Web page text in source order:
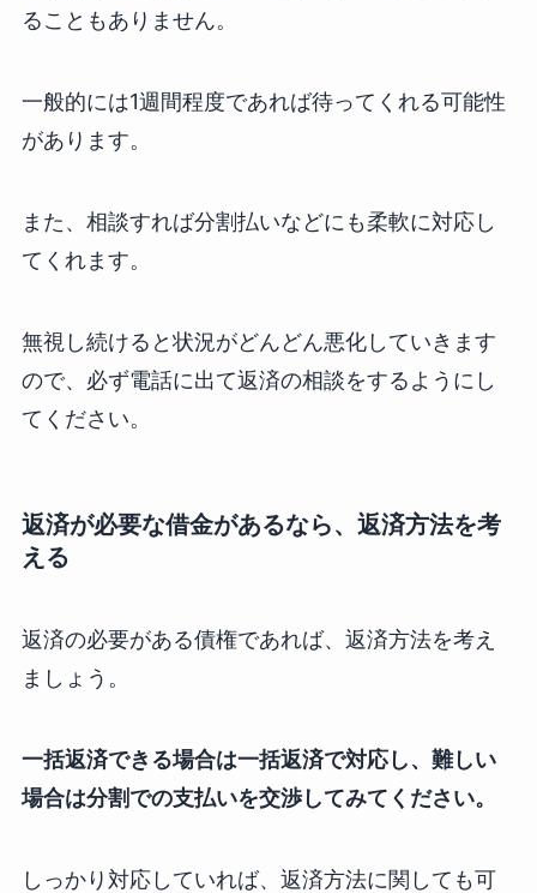
ることもありません。
一般的には1週間程度であれば待ってくれる可能性
があります。
また、相談すれば分割払いなどにも柔軟に対応し
てくれます。
無視し続けると状況がどんどん悪化していきます
ので、必ず電話に出て返済の相談をするようにし
てください。
返済が必要な借金があるなら、返済方法を考
える
返済の必要がある債権であれば、返済方法を考え
ましょう。
一括返済できる場合は一括返済で対応し、難しい
場合は分割での支払いを交渉してみてください。
しっかり対応していれば、返済方法に関しても可